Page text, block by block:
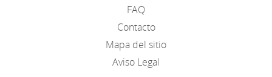
FAQ
Contacto
Mapa del sitio
Aviso Legal